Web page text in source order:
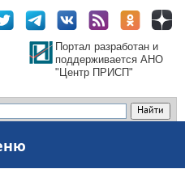
Портал разработан и
поддерживается АНО
"Центр ПРИСП"